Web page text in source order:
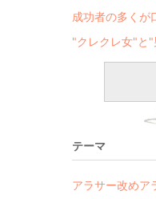
成功者の多く
"クレクレ女"と
テーマ
アラサー改めア